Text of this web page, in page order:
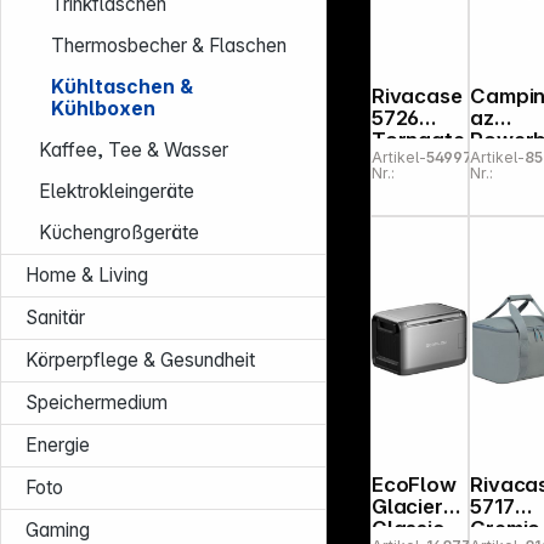
Thermosbecher & Flaschen
Kühltaschen &
Kühlboxen
Kaffee, Tee & Wasser
Elektrokleingeräte
Küchengroßgeräte
Home & Living
Sanitär
Körperpflege & Gesundheit
Speichermedium
Energie
Foto
Gaming
Rivacase
5726
Torngate
Kühltasc
he 23l
Artikel-
Nr.:
549971
az
x Plus
24L
Artikel-
Nr.:
EcoFlow
Glacier
Classic
5717
Gremio